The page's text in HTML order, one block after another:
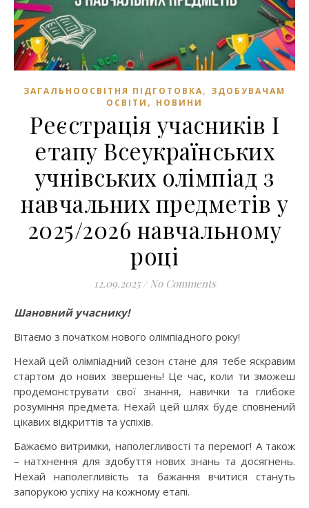
ЗАГАЛЬНООСВІТНЯ ПІДГОТОВКА, ЗДОБУВАЧАМ
ОСВІТИ , НОВИНИ
Реєстрація учасників І
етапу Всеукраїнських
учнівських олімпіад з
навчальних предметів у
2025/2026 навчальному
році
12.09.2025 / No Comments
Шановний учаснику!
Вітаємо з початком нового олімпіадного року!
Нехай цей олімпіадний сезон стане для тебе яскравим
стартом до нових звершень! Це час, коли ти зможеш
продемонструвати свої знання, навички та глибоке
розуміння предмета. Нехай цей шлях буде сповнений
цікавих відкриттів та успіхів.
Бажаємо витримки, наполегливості та перемог! А також
– натхнення для здобуття нових знань та досягнень.
Нехай наполегливість та бажання вчитися стануть
запорукою успіху на кожному етапі.